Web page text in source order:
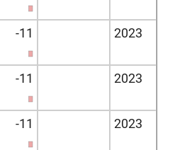
-11 2023
-11 2023
-11 2023